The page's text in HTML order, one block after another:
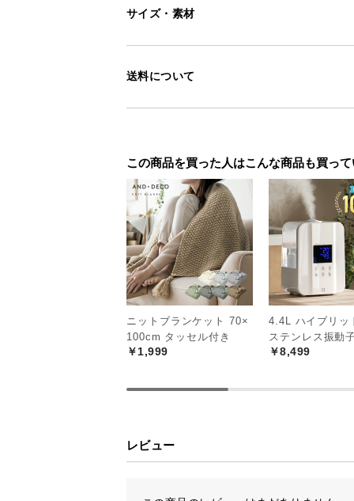
サイズ・素材
送料について
この商品を買った人はこんな商品も買っ
ニットブランケット 70×
100cm タッセル付き
￥1,999
4.4L ハイブリッ
ステンレス振動
￥8,499
レビュー